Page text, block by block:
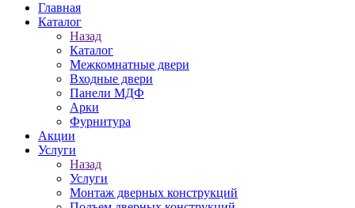
Главная
Каталог
Назад
Каталог
Межкомнатные двери
Входные двери
Панели МДФ
Арки
Фурнитура
Акции
Услуги
Назад
Услуги
Монтаж дверных конструкций